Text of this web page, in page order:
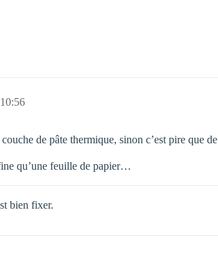
de pâte thermique, sinon c’est pire que
qu’une feuille de papier…
bien fixer.